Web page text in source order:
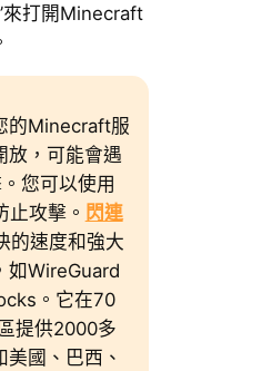
來打開Minecraft
的Minecraft服
放，可能會遇
您可以使用
止攻擊。 閃連
的速度和強大
如WireGuard
。它在70
提供2000多
國、巴西、